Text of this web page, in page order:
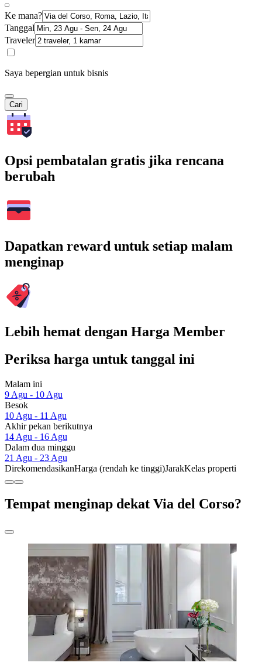
Ke mana?
Tanggal
Traveler
Saya bepergian untuk bisnis
Cari
Opsi pembatalan gratis jika rencana
berubah
Dapatkan reward untuk setiap malam
menginap
Lebih hemat dengan Harga Member
Periksa harga untuk tanggal ini
Malam ini
9 Agu - 10 Agu
Besok
10 Agu - 11 Agu
Akhir pekan berikutnya
14 Agu - 16 Agu
Dalam dua minggu
21 Agu - 23 Agu
DirekomendasikanHarga (rendah ke tinggi)JarakKelas properti
Tempat menginap dekat Via del Corso?